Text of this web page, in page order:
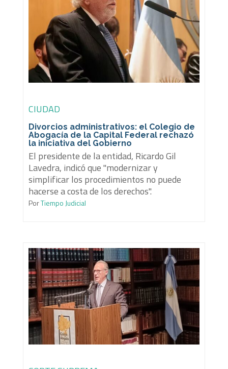
CIUDAD
Divorcios administrativos: el Colegio de
Abogacía de la Capital Federal rechazó
la iniciativa del Gobierno
El presidente de la entidad, Ricardo Gil
Lavedra, indicó que "modernizar y
simplificar los procedimientos no puede
hacerse a costa de los derechos".
PorTiempo Judicial